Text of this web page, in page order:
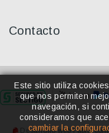
Este sitio utiliza
que nos permiten
navegación, si
consideramos que
cambiar la
Contacto
Desarrollo web | abity.com